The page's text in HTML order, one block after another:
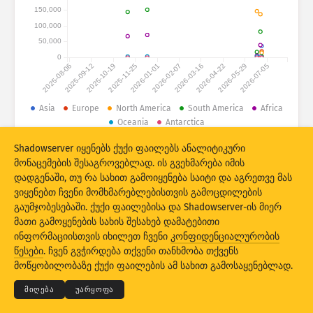
შეტევის სტატისტიკა: მოწყობილობები
დახმარება
ქვეყნები
მონაცემთა კომპლექტი
ზღვარი
დააჯგუფეთ
ქვეყანა ტეგი
Stacking სტეკში განთავსებული გადაფარვა
ავტომატური განახლების შედეგები
განახლება
საწყის პარამეტრებზე
დაბრუნება
PNG-ს სახით ჩამოტვირთვა
2025-08-062025-09-122025-10-192025-11-252026-01-012026-02-072026-03-162026-04-222026-05-292026-07-05
0
50,000
100,000
150,000
Asia Europe North America South America
Africa
Oceania
Antarctica
© 2026 The Shadowserver Foundation
© 2026THE SHADOWSERVER FOUNDATION
კონფიდენციალურობა და პირობები
დაგვიკავშირდით
კრედიტები
Shadowserver იყენებს ქუქი ფაილებს ანალიტიკური
მონაცემების შესაგროვებლად. ის გვეხმარება იმის
დადგენაში, თუ რა სახით გამოიყენება საიტი და აგრეთვე მას
ვიყენებთ ჩვენი მომხმარებლებისთვის გამოცდილების
გაუმჯობესებაში. ქუქი ფაილებისა და Shadowserver-ის მიერ
მათი გამოყენების სახის შესახებ დამატებითი
ინფორმაციისთვის იხილეთ ჩვენი კონფიდენციალურობის
წესები. ჩვენ გვჭირდება თქვენი თანხმობა თქვენს
მოწყობილობაზე ქუქი ფაილების ამ სახით გამოსაყენებლად.
მიღება უარყოფა